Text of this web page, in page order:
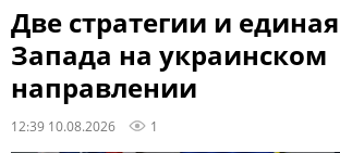
Две стратегии и
Запада на украинском
направлении
12:39 10.08.2026 1